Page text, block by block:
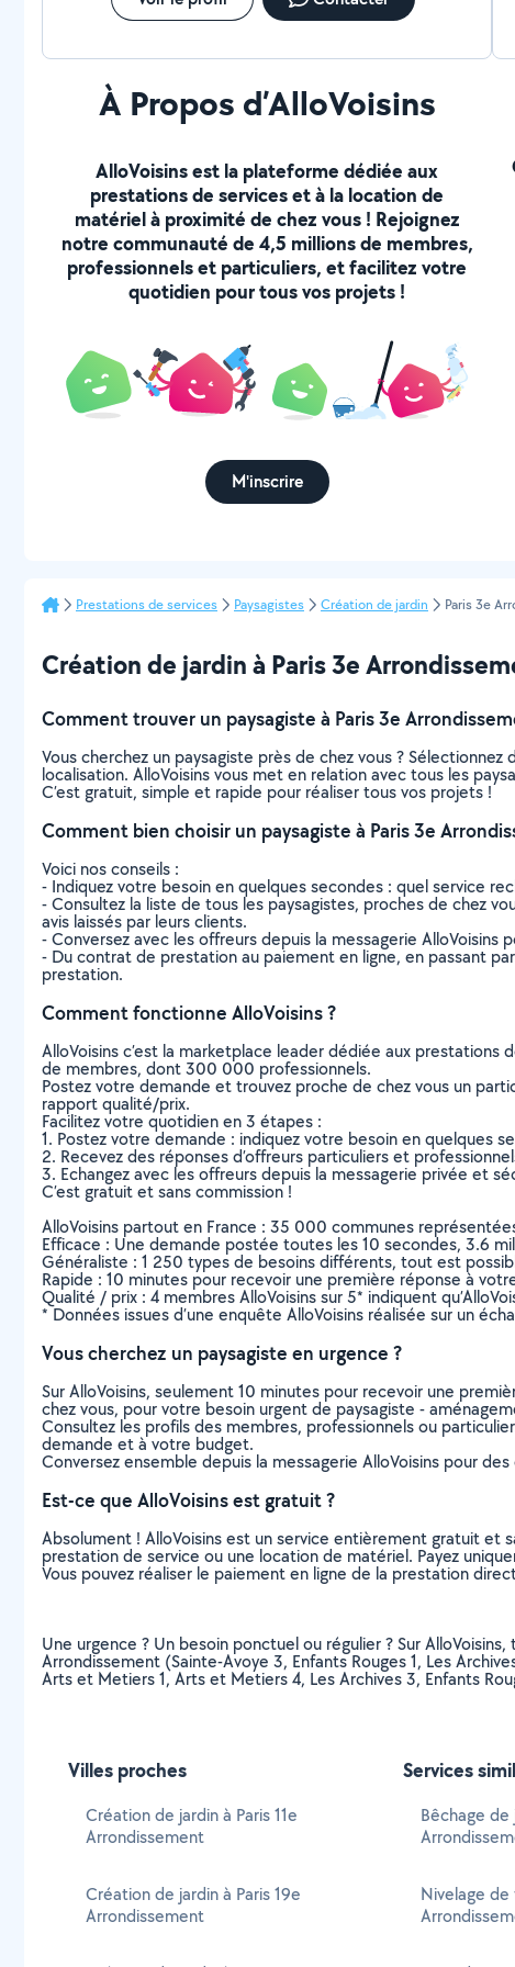
À Propos d’AlloVoisins
AlloVoisins est la plateforme dédiée aux
prestations de services et à la location de
matériel à proximité de chez vous ! Rejoignez
notre communauté de 4,5 millions de membres,
professionnels et particuliers, et facilitez votre
quotidien pour tous vos projets !
M'inscrire
Prestations de services Paysagistes Création de jardin Paris 3e
Création de jardin à Paris 3e
Comment trouver un paysagiste à Paris 3e
Vous cherchez un paysagiste près de chez vous ?
localisation. AlloVoisins vous met en relation avec tous les
C’est gratuit, simple et rapide pour réaliser tous vos projets !
Comment bien choisir un paysagiste à Paris 3e
Voici nos conseils :
- Indiquez votre besoin en quelques secondes : quel service
- Consultez la liste de tous les paysagistes, proches de chez
avis laissés par leurs clients.
- Conversez avec les offreurs depuis la messagerie AlloVoisins
- Du contrat de prestation au paiement en ligne, en passant
prestation.
Comment fonctionne AlloVoisins ?
AlloVoisins c’est la marketplace leader dédiée aux
de membres, dont 300 000 professionnels.
Postez votre demande et trouvez proche de chez vous un
rapport qualité/prix.
Facilitez votre quotidien en 3 étapes :
1. Postez votre demande : indiquez votre besoin en quelques
2. Recevez des réponses d’offreurs particuliers et
3. Echangez avec les offreurs depuis la messagerie privée et
C’est gratuit et sans commission !
AlloVoisins partout en France : 35 000 communes
Efficace : Une demande postée toutes les 10 secondes, 3.6
Généraliste : 1 250 types de besoins différents, tout est
Rapide : 10 minutes pour recevoir une première réponse à
Qualité / prix : 4 membres AlloVoisins sur 5* indiquent
* Données issues d’une enquête AlloVoisins réalisée sur un
Vous cherchez un paysagiste en urgence ?
Sur AlloVoisins, seulement 10 minutes pour recevoir une
chez vous, pour votre besoin urgent de paysagiste -
Consultez les profils des membres, professionnels ou
demande et à votre budget.
Conversez ensemble depuis la messagerie AlloVoisins pour
Est-ce que AlloVoisins est gratuit ?
Absolument ! AlloVoisins est un service entièrement gratuit et
prestation de service ou une location de matériel. Payez
Vous pouvez réaliser le paiement en ligne de la prestation
Une urgence ? Un besoin ponctuel ou régulier ? Sur
Arrondissement (Sainte-Avoye 3, Enfants Rouges 1, Les
Arts et Metiers 1, Arts et Metiers 4, Les Archives 3, Enfants
Villes proches
Création de jardin à Paris 11e
Arrondissement
Création de jardin à Paris 19e
Arrondissement
Services
Bêchage de
Nivelage de